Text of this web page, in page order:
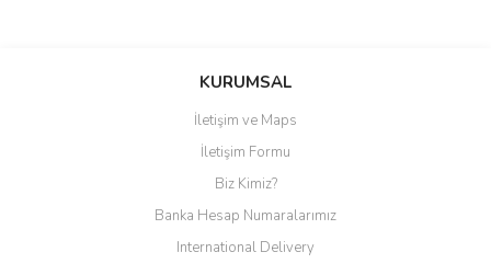
Bu ürüne ilk yorumu siz yapın!
Yorum Yaz
KURUMSAL
İletişim ve Maps
İletişim Formu
Biz Kimiz?
Banka Hesap Numaralarımız
International Delivery